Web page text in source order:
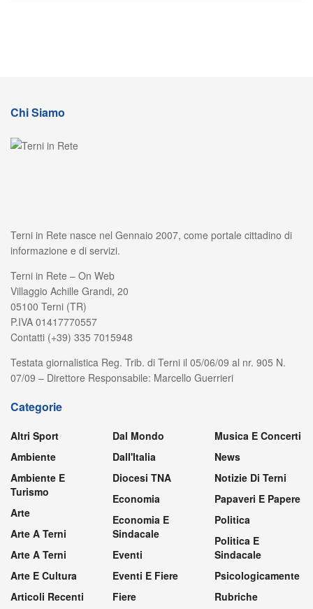
Chi Siamo
Terni in Rete nasce nel Gennaio 2007, come portale cittadino di
informazione e di servizi.
Terni in Rete – On Web
Villaggio Achille Grandi, 20
05100 Terni (TR)
P.IVA 01417770557
Contatti (+39) 335 7015948
Testata giornalistica Reg. Trib. di Terni il 05/06/09 al nr. 905 N.
07/09 – Direttore Responsabile: Marcello Guerrieri
Categorie
Altri Sport
Ambiente
Ambiente E
Turismo
Arte
Arte A Terni
Arte A Terni
Arte E Cultura
Articoli Recenti
Dal Mondo
Dall'Italia
Diocesi TNA
Economia
Economia E
Sindacale
Eventi
Eventi E Fiere
Fiere
Musica E Concerti
News
Notizie Di Terni
Papaveri E Papere
Politica
Politica E
Sindacale
Psicologicamente
Rubriche